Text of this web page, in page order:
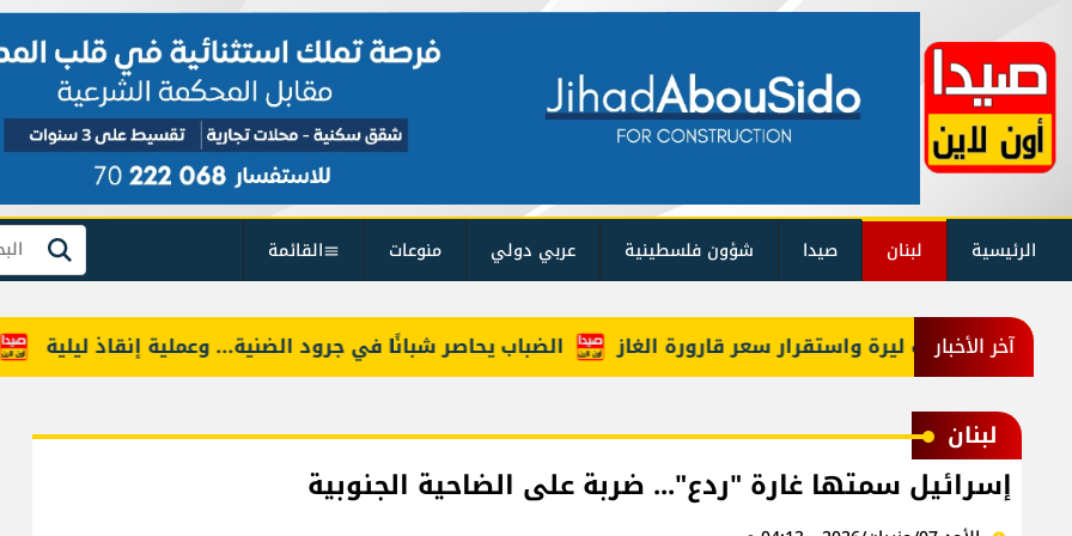
الرئيسية لبنان صيدا شؤون فلسطينية عربي دولي منوعات القائمة بحث
آخر الأخبار الضباب يحاصر شبانًا في جرود الضنية... وعملية إنقاذ ليلية
لبنان
إسرائيل سمتها غارة "ردع"... ضربة على الضاحية الجنوبية